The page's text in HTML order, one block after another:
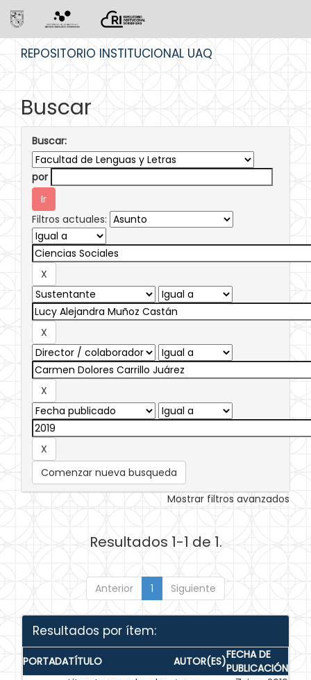
REPOSITORIO INSTITUCIONAL UAQ
Buscar
Buscar:
por
Filtros actuales:
Comenzar nueva busqueda
Mostrar filtros avanzados
Resultados 1-1 de 1.
Anterior 1 Siguiente
Resultados por ítem:
PORTADATÍTULO AUTOR(ES)FECHA DE
PUBLICACIÓN